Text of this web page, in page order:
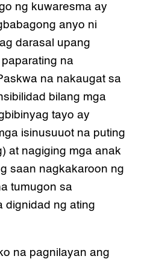
ng kuwaresma ay
anyo ni
darasal upang
na
na nakaugat sa
bilang mga
tayo ay
isinusuuot na puting
at nagiging mga anak
saan nagkakaroon ng
tumugon sa
dignidad ng ating
na pagnilayan ang